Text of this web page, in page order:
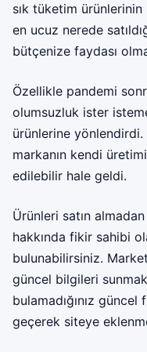
sık tüketim
en ucuz nerede
bütçenize faydası
Özellikle pandemi
olumsuzluk ister
ürünlerine yönlendirdi.
markanın kendi
edilebilir hale geldi.
Ürünleri satın
hakkında fikir sahibi
bulunabilirsiniz.
güncel bilgileri
bulamadığınız
geçerek siteye